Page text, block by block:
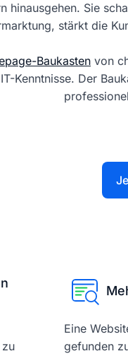
hinausgehen. Sie
stärkt die
Baukasten von
Kenntnisse. Der
Eine
gefunden